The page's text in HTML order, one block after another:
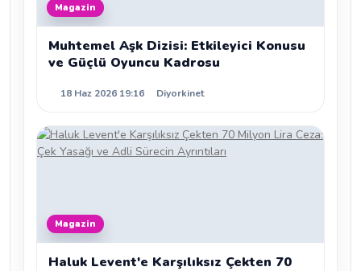
Magazin
Muhtemel Aşk Dizisi: Etkileyici Konusu
ve Güçlü Oyuncu Kadrosu
18 Haz 2026 19:16 Diyorkinet
Magazin
Haluk Levent'e Karşılıksız Çekten 70